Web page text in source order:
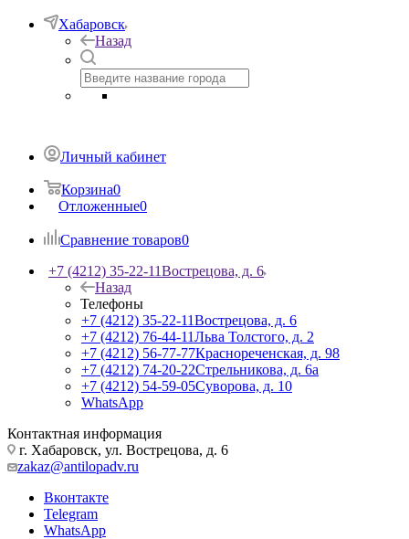
Хабаровск
Назад
Личный кабинет
Корзина0
Отложенные0
Сравнение товаров0
+7 (4212) 35-22-11Вострецова, д. 6
Назад
Телефоны
+7 (4212) 35-22-11Вострецова, д. 6
+7 (4212) 76-44-11Льва Толстого, д. 2
+7 (4212) 56-77-77Краснореченская, д. 98
+7 (4212) 74-20-22Стрельникова, д. 6а
+7 (4212) 54-59-05Суворова, д. 10
WhatsApp
Контактная информация
г. Хабаровск, ул. Вострецова, д. 6
zakaz@antilopadv.ru
Вконтакте
Telegram
WhatsApp